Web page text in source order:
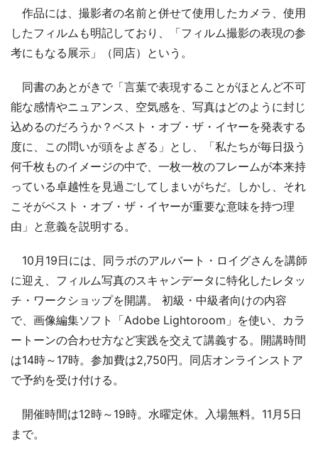
作品には、撮影者の名前と併せて使用したカメラ、使用
したフィルムも明記しており、「フィルム撮影の表現の参
考にもなる展示」（同店）という。
同書のあとがきで「言葉で表現することがほとんど不可
能な感情やニュアンス、空気感を、写真はどのように封じ
込めるのだろうか？ベスト・オブ・ザ・イヤーを発表する
度に、この問いが頭をよぎる」とし、「私たちが毎日扱う
何千枚ものイメージの中で、一枚一枚のフレームが本来持
っている卓越性を見過ごしてしまいがちだ。しかし、それ
こそがベスト・オブ・ザ・イヤーが重要な意味を持つ理
由」と意義を説明する。
10月19日には、同ラボのアルバート・ロイグさんを講師
に迎え、フィルム写真のスキャンデータに特化したレタッ
チ・ワークショップを開講。 初級・中級者向けの内容
で、画像編集ソフト「Adobe Lightoroom」を使い、カラ
ートーンの合わせ方など実践を交えて講義する。開講時間
は14時～17時。参加費は2,750円。同店オンラインストア
で予約を受け付ける。
開催時間は12時～19時。水曜定休。入場無料。11月5日
まで。